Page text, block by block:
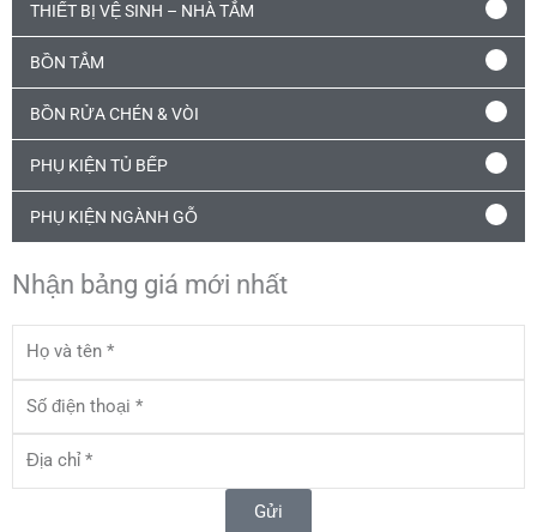
THIẾT BỊ VỆ SINH – NHÀ TẮM
BỒN TẮM
BỒN RỬA CHÉN & VÒI
PHỤ KIỆN TỦ BẾP
PHỤ KIỆN NGÀNH GỖ
Nhận bảng giá mới nhất
và
điện
chỉ
Gửi